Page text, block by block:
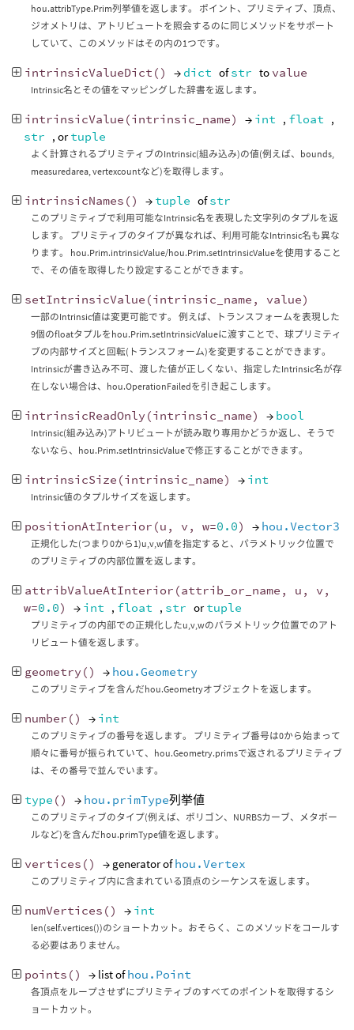
hou.attribType.Prim列挙値を返します。 ポイント、プリミティブ、頂点、
ジオメトリは、アトリビュートを照会するのに同じメソッドをサポート
していて、このメソッドはその内の1つです。
intrinsicValueDict () → dict ofstr to value
Intrinsic名とその値をマッピングした辞書を返します。
intrinsicValue (intrinsic_name) → int , float ,
str , ortuple
よく計算されるプリミティブのIntrinsic(組み込み)の値(例えば、bounds,
measuredarea, vertexcountなど)を取得します。
intrinsicNames () → tuple ofstr
このプリミティブで利用可能なIntrinsic名を表現した文字列のタプルを返
します。 プリミティブのタイプが異なれば、利用可能なIntrinsic名も異な
ります。 hou.Prim.intrinsicValue/hou.Prim.setIntrinsicValueを使用すること
で、その値を取得したり設定することができます。
setIntrinsicValue (intrinsic_name , value)
一部のIntrinsic値は変更可能です。 例えば、トランスフォームを表現した
9個のfloatタプルをhou.Prim.setIntrinsicValueに渡すことで、球プリミティ
ブの内部サイズと回転(トランスフォーム)を変更することができます。
Intrinsicが書き込み不可、渡した値が正しくない、指定したIntrinsic名が存
在しない場合は、hou.OperationFailedを引き起こします。
intrinsicReadOnly (intrinsic_name) → bool
Intrinsic(組み込み)アトリビュートが読み取り専用かどうか返し、そうで
ないなら、hou.Prim.setIntrinsicValueで修正することができます。
intrinsicSize (intrinsic_name) → int
Intrinsic値のタプルサイズを返します。
positionAtInterior (u , v , w=0.0) → hou.Vector3
正規化した(つまり0から1)u,v,w値を指定すると、パラメトリック位置で
のプリミティブの内部位置を返します。
attribValueAtInterior (attrib_or_name , u , v ,
w=0.0) → int , float , str ortuple
プリミティブの内部での正規化したu,v,wのパラメトリック位置でのアト
リビュート値を返します。
geometry () → hou.Geometry
このプリミティブを含んだhou.Geometryオブジェクトを返します。
number () → int
このプリミティブの番号を返します。 プリミティブ番号は0から始まって
順々に番号が振られていて、hou.Geometry.primsで返されるプリミティブ
は、その番号で並んでいます。
type () → hou.primType列挙値
このプリミティブのタイプ(例えば、ポリゴン、NURBSカーブ、メタボー
ルなど)を含んだhou.primType値を返します。
vertices () → generator ofhou.Vertex
このプリミティブ内に含まれている頂点のシーケンスを返します。
numVertices () → int
len(self.vertices())のショートカット。おそらく、このメソッドをコールす
る必要はありません。
points () → list ofhou.Point
各頂点をループさせずにプリミティブのすべてのポイントを取得するシ
ョートカット。